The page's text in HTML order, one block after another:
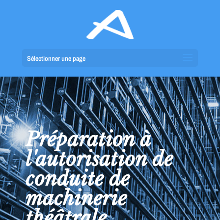
Sélectionner une page
Préparation à
l'autorisation de
conduite de
machinerie